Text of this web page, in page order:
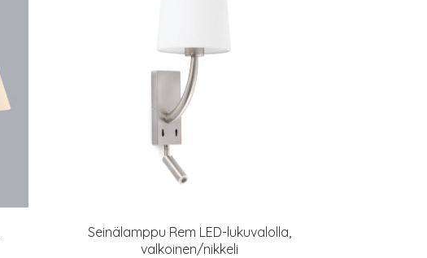
Seinälamppu Rem LED-lukuvalolla,
valkoinen/nikkeli